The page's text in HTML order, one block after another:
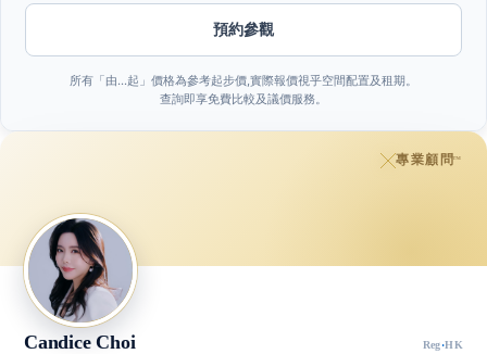
預約參觀
所有「由…起」價格為參考起步價,實際報價視乎空間配置及租期。
查詢即享免費比較及議價服務。
專業顧問™
Candice Choi Reg·HK